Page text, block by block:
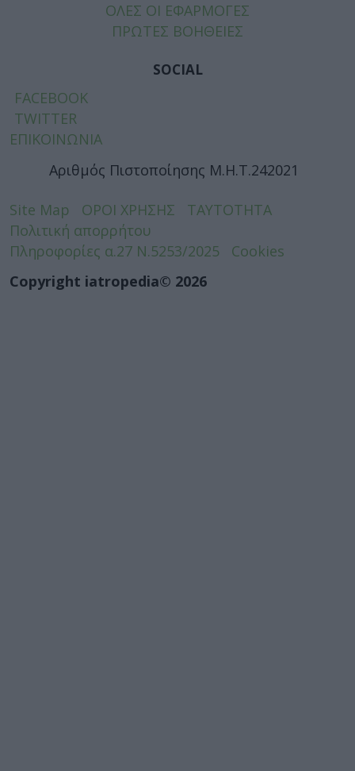
ΟΛΕΣ ΟΙ ΕΦΑΡΜΟΓΕΣ
ΠΡΩΤΕΣ ΒΟΗΘΕΙΕΣ
SOCIAL
FACEBOOK
TWITTER
ΕΠΙΚΟΙΝΩΝΙΑ
Αριθμός Πιστοποίησης Μ.Η.Τ.242021
Site Map ΟΡΟΙ ΧΡΗΣΗΣ
ΤΑΥΤΟΤΗΤΑ
Πολιτική απορρήτου
Πληροφορίες α.27 Ν.5253/2025
Cookies
Copyright iatropedia© 2026